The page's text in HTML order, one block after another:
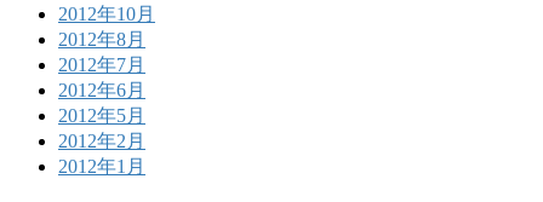
2012年10月
2012年8月
2012年7月
2012年6月
2012年5月
2012年2月
2012年1月